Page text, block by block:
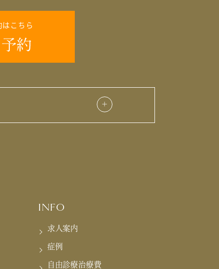
こちら
INFO
求人案内
症例
自由診療治療費